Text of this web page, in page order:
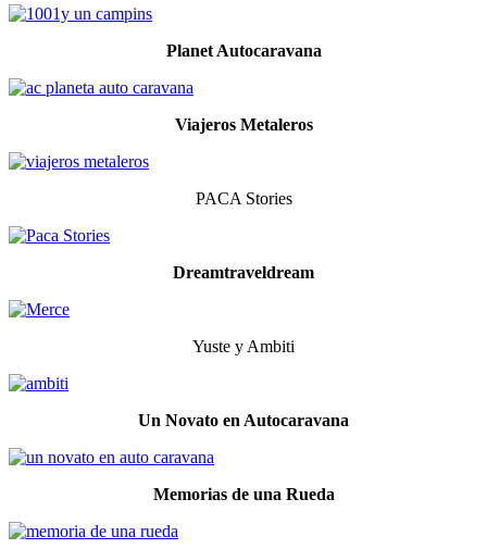
Planet Autocaravana
Viajeros Metaleros
PACA Stories
Dreamtraveldream
Yuste y Ambiti
Un Novato en Autocaravana
Memorias de una Rueda